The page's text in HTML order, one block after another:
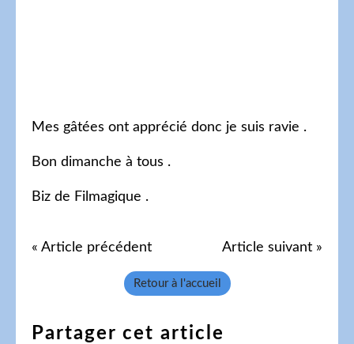
Mes gâtées ont apprécié donc je suis ravie .
Bon dimanche à tous .
Biz de Filmagique .
« Article précédent Article suivant »
Retour à l'accueil
Partager cet article